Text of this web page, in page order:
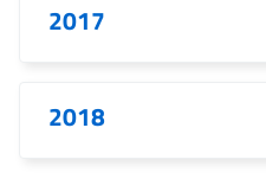
2017
2018